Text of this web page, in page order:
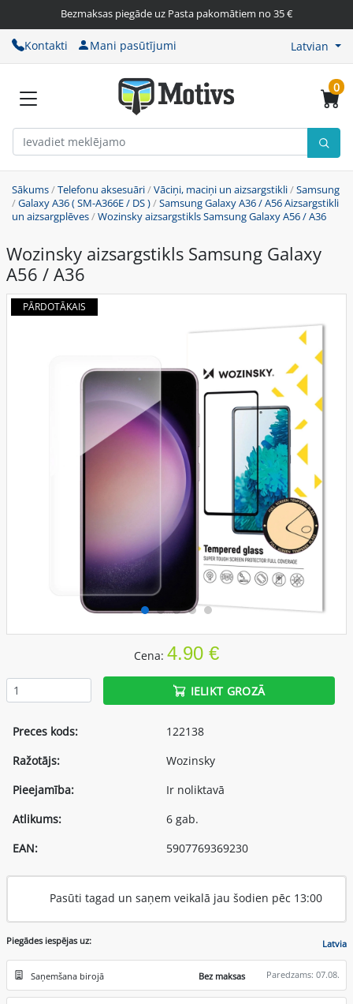
Bezmaksas piegāde uz Pasta pakomātiem no 35 €
Kontakti Mani pasūtījumi Latvian
0
Sākums/Telefonu aksesuāri/Vāciņi, maciņi un aizsargstikli/Samsung
/Galaxy A36 ( SM-A366E / DS )/Samsung Galaxy A36 / A56 Aizsargstikli
un aizsargplēves/Wozinsky aizsargstikls Samsung Galaxy A56 / A36
Wozinsky aizsargstikls Samsung Galaxy
A56 / A36
PĀRDOTĀKAIS
Cena: 4.90 €
IELIKT GROZĀ
Preces kods:
122138
Ražotājs:
Wozinsky
Pieejamība:
Ir noliktavā
Atlikums:
6 gab.
EAN:
5907769369230
Pasūti tagad un saņem veikalā jau šodien pēc 13:00
Piegādes iespējas uz: Latvia
Saņemšana birojā Bez maksas Paredzams: 07.08.